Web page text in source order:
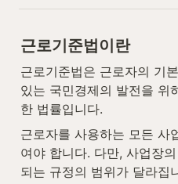
근로기준법이란
근로기준법은 근로자의 기
있는 국민경제의 발전을 위
한 법률입니다.
근로자를 사용하는 모든 사
여야 합니다. 다만, 사업장의
되는 규정의 범위가 달라집